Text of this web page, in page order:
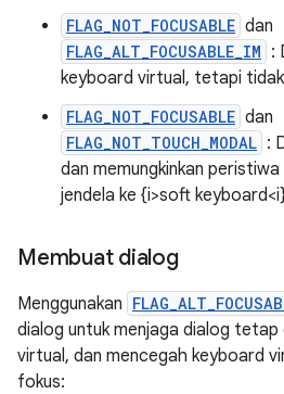
FLAG_NOT_FOCUSABLE dan
FLAG_ALT_FOCUSABLE_IM :
keyboard virtual, tetapi
FLAG_NOT_FOCUSABLE dan
FLAG_NOT_TOUCH_MODAL :
dan memungkinkan
jendela ke {i>soft
Membuat dialog
Menggunakan
dialog untuk menjaga dialog
virtual, dan mencegah keyboard
fokus: